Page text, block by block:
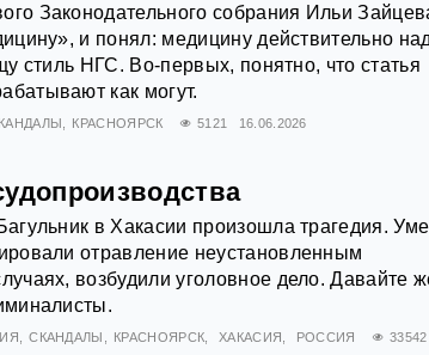
Законодательного собрания Ильи
и понял: медицину действительно
стиль НГС. Во-первых, понятно, что статья
как могут.
КРАСНОЯРСК 5121 16.06.2026
в Хакасии произошла трагедия.
отравление неустановленным
возбудили уголовное дело. Давайте
СКАНДАЛЫ КРАСНОЯРСК ХАКАСИЯ РОССИЯ
33542